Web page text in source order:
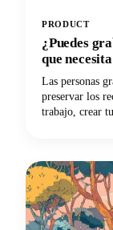
PRODUCT
¿Puedes
que
Las personas
preservar los
trabajo, crear